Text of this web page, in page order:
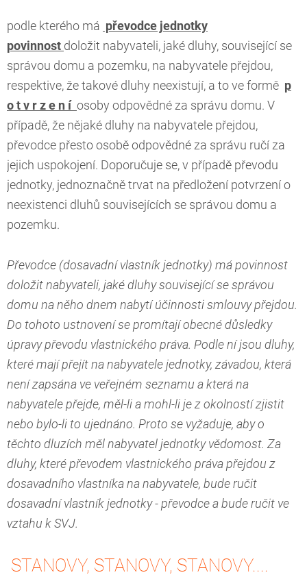
podle kterého má převodce jednotky
povinnost doložit nabyvateli, jaké dluhy, související se
správou domu a pozemku, na nabyvatele přejdou,
respektive, že takové dluhy neexistují, a to ve formě p
o t v r z e n í osoby odpovědné za správu domu. V
případě, že nějaké dluhy na nabyvatele přejdou,
převodce přesto osobě odpovědné za správu ručí za
jejich uspokojení. Doporučuje se, v případě převodu
jednotky, jednoznačně trvat na předložení potvrzení o
neexistenci dluhů souvisejících se správou domu a
pozemku.
Převodce (dosavadní vlastník jednotky) má povinnost
doložit nabyvateli, jaké dluhy související se správou
domu na něho dnem nabytí účinnosti smlouvy přejdou.
Do tohoto ustnovení se promítají obecné důsledky
úpravy převodu vlastnického práva. Podle ní jsou dluhy,
které mají přejít na nabyvatele jednotky, závadou, která
není zapsána ve veřejném seznamu a která na
nabyvatele přejde, měl-li a mohl-li je z okolností zjistit
nebo bylo-li to ujednáno. Proto se vyžaduje, aby o
těchto dluzích měl nabyvatel jednotky vědomost. Za
dluhy, které převodem vlastnického práva přejdou z
dosavadního vlastníka na nabyvatele, bude ručit
dosavadní vlastník jednotky - převodce a bude ručit ve
vztahu k SVJ.
STANOVY, STANOVY, STANOVY....